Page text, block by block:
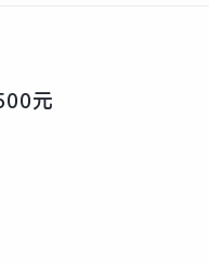
元